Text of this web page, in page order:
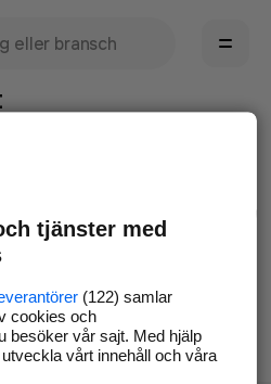
kan avhjälpa det.
och försök igen
tjänster med
(122) samlar
cookies och
besöker vår sajt. Med hjälp
vårt innehåll och våra